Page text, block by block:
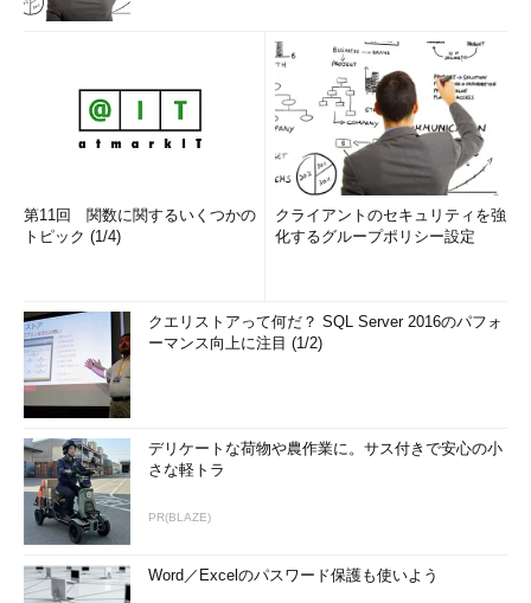
第11回 関数に関するいくつかの
トピック (1/4)
クライアントのセキュリティを強
化するグループポリシー設定
クエリストアって何だ？ SQL Server 2016のパフォ
ーマンス向上に注目 (1/2)
デリケートな荷物や農作業に。サス付きで安心の小
さな軽トラ
PR(BLAZE)
Word／Excelのパスワード保護も使いよう